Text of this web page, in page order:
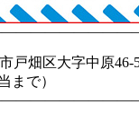
畑区大字中原46-
まで）